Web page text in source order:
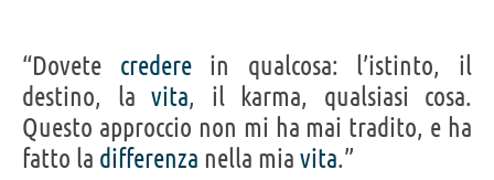
“Dovete crederein qualcosa: l’istinto, il
destino, la vita, il karma, qualsiasi cosa.
Questo approccio non mi ha mai tradito, e ha
fatto la differenza nella mia vita.”